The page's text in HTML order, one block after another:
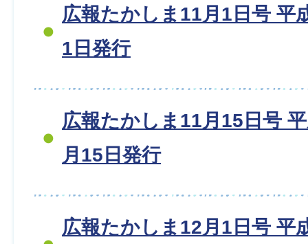
広報たかしま11月1日号 平
1日発行
広報たかしま11月15日号
月15日発行
広報たかしま12月1日号 平